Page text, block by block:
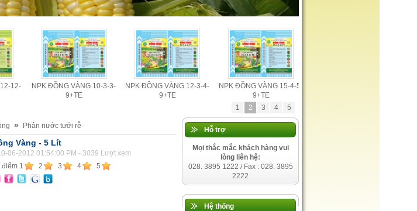
12-
NPK ĐỒNG VÀNG 10-3-3-
9+TE
NPK ĐỒNG VÀNG 12-3-4-
9+TE
NPK ĐỒNG VÀNG 15-4-5-
9+TE
1 2 3 4 5
» Phân nước tưới rễ
Vàng - 5 Lít
06-2012 01:54:00 PM - 3039 Lượt xem
điểm 1 2 3 4
5
Hỗ trợ
Mọi thắc mắc khách hàng vui
lòng liên hệ:
028. 3895 1222 / Fax : 028. 3895
2222
Hệ thống